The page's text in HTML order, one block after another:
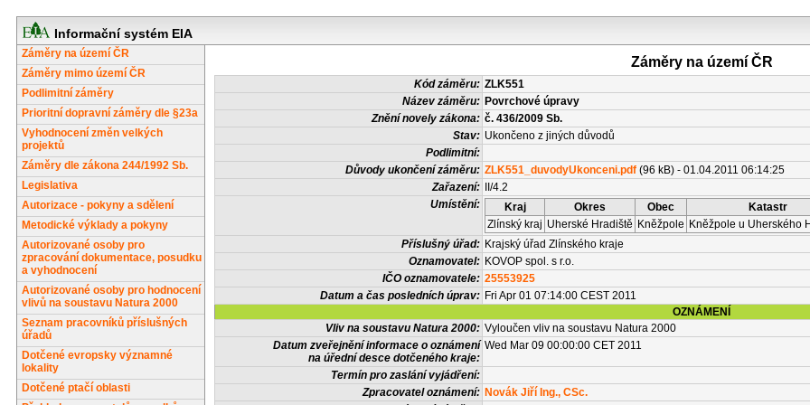
Informační systém EIA
Záměry na území ČR
Záměry mimo území ČR
Podlimitní záměry
Prioritní dopravní záměry dle §23a
Vyhodnocení změn velkých
projektů
Záměry dle zákona 244/1992 Sb.
Legislativa
Autorizace - pokyny a sdělení
Metodické výklady a pokyny
Autorizované osoby pro
zpracování dokumentace, posudku
a vyhodnocení
Autorizované osoby pro hodnocení
vlivů na soustavu Natura 2000
Seznam pracovníků příslušných
úřadů
Dotčené evropsky významné
lokality
Dotčené ptačí oblasti
Záměry na území ČR
Kód záměru: ZLK551
Název záměru: Povrchové úpravy
Znění novely zákona: č. 436/2009 Sb.
Stav: Ukončeno z jiných důvodů
Podlimitní:
Důvody ukončení záměru: ZLK551_duvodyUkonceni.pdf (96 kB) - 01.04.2011 06:14:25
Zařazení:
II/4.2
Umístění:
Kraj Okres Obec
Katastr
Zlínský kraj Uherské Hradiště Kněžpole Kněžpole u Uherského
Příslušný úřad: Krajský úřad Zlínského kraje
Oznamovatel: KOVOP spol. s r.o.
IČO oznamovatele: 25553925
Datum a čas posledních úprav: Fri Apr 01 07:14:00 CEST 2011
OZNÁMENÍ
Vliv na soustavu Natura 2000: Vyloučen vliv na soustavu Natura 2000
Datum zveřejnění informace o oznámení
na úřední desce dotčeného kraje:
Wed Mar 09 00:00:00 CET 2011
Termín pro zaslání vyjádření:
Zpracovatel oznámení: Novák Jiří Ing., CSc.